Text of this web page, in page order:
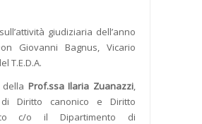
giudiziaria dell’anno
Giovanni Bagnus, Vicario
T.E.D.A.
della Prof.ssa Ilaria Zuanazzi,
Diritto canonico e Diritto
c/o il Dipartimento di